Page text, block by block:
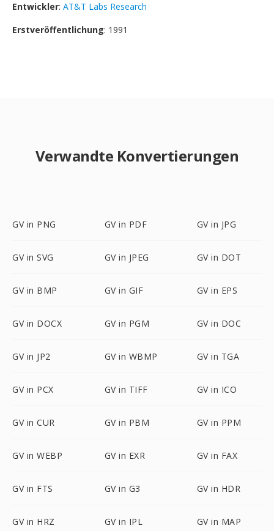
Entwickler: AT&T Labs Research
Erstveröffentlichung: 1991
Verwandte Konvertierungen
GV in PNG GV in PDF GV in JPG
GV in SVG GV in JPEG GV in DOT
GV in BMP GV in GIF GV in EPS
GV in DOCX GV in PGM GV in DOC
GV in JP2 GV in WBMP GV in TGA
GV in PCX GV in TIFF GV in ICO
GV in CUR GV in PBM GV in PPM
GV in WEBP GV in EXR GV in FAX
GV in FTS GV in G3 GV in HDR
GV in HRZ GV in IPL GV in MAP